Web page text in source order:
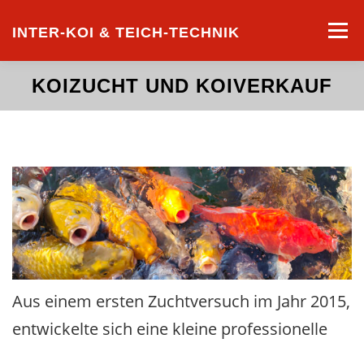
springen
INTER-KOI & TEICH-TECHNIK Menü
STARTSEITE LEISTUNGEN KOILISTE
KOIZUCHT UND KOIVERKAUF
Aus einem ersten Zuchtversuch im Jahr 2015,
entwickelte sich eine kleine professionelle